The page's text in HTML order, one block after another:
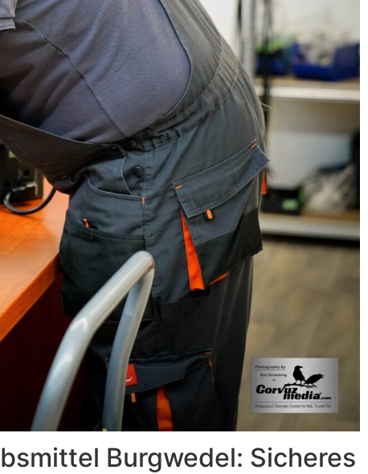
Burgwedel⁠: Sicheres